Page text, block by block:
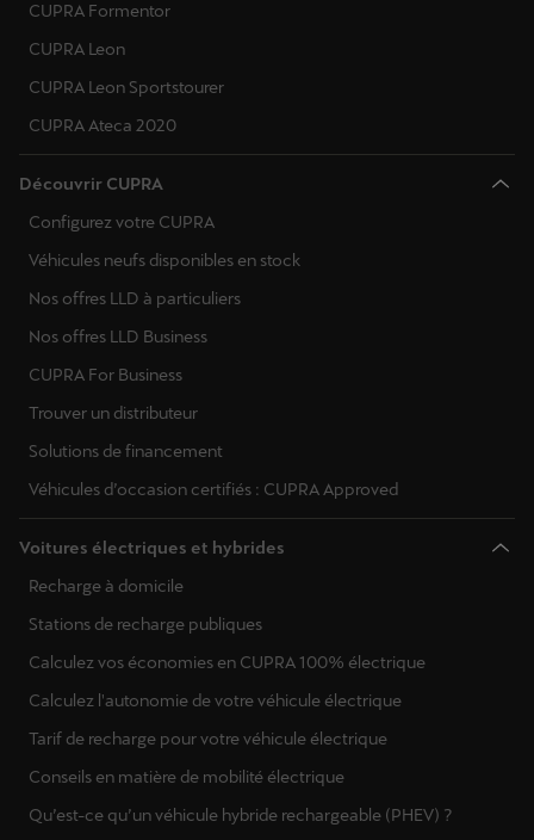
CUPRA Formentor
CUPRA Leon
CUPRA Leon Sportstourer
CUPRA Ateca 2020
Découvrir CUPRA
Configurez votre CUPRA
Véhicules neufs disponibles en stock
Nos offres LLD à particuliers
Nos offres LLD Business
CUPRA For Business
Trouver un distributeur
Solutions de financement
Véhicules d’occasion certifiés : CUPRA Approved
Voitures électriques et hybrides
Recharge à domicile
Stations de recharge publiques
Calculez vos économies en CUPRA 100% électrique
Calculez l'autonomie de votre véhicule électrique
Tarif de recharge pour votre véhicule électrique
Conseils en matière de mobilité électrique
Qu’est-ce qu’un véhicule hybride rechargeable (PHEV) ?